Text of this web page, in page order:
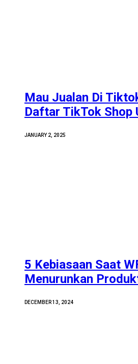
Mau Jualan Di
Daftar TikTok Shop
JANUARY 2, 2025
5 Kebiasaan Saat
Menurunkan
DECEMBER 13, 2024